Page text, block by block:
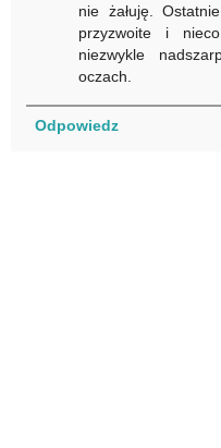
nie żałuję.
przyzwoite i
niezwykle
oczach.
Odpowiedz